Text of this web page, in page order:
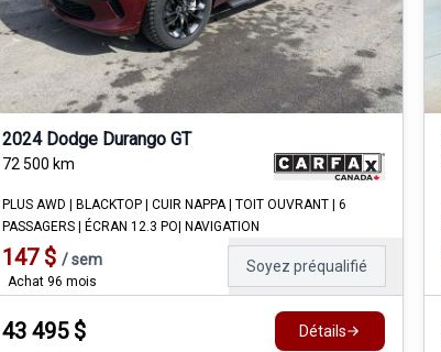
2024 Dodge Durango GT
72 500 km
PLUS AWD | BLACKTOP | CUIR NAPPA | TOIT OUVRANT | 6
PASSAGERS | ÉCRAN 12.3 PO| NAVIGATION
147$ / sem
Achat 96 mois
Soyez préqualifié
43 495$ Détails